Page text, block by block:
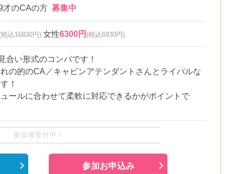
才のCAの方 募集中
(税込16830円) 女性6300円 (税込6930円)
合い形式のコンパです！
の的のCA／キャビンアテンダントさんとライバルな
！
ールに合わせて柔軟に対応できるかがポイントで
参加者受付中！
参加お申込み